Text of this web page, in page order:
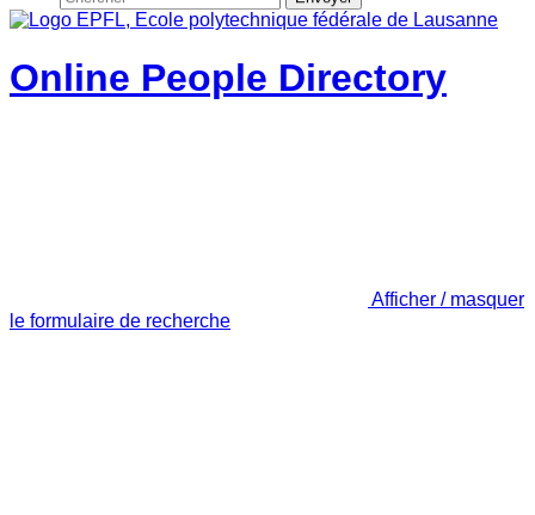
Online People Directory
Afficher / masquer
le formulaire de recherche